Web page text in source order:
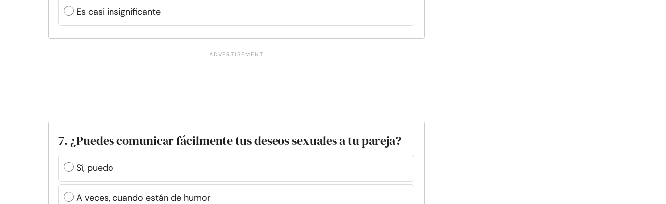
Es casi insignificante
7. ¿Puedes comunicar fácilmente tus deseos sexuales a tu pareja?
Sí, puedo
A veces, cuando están de humor